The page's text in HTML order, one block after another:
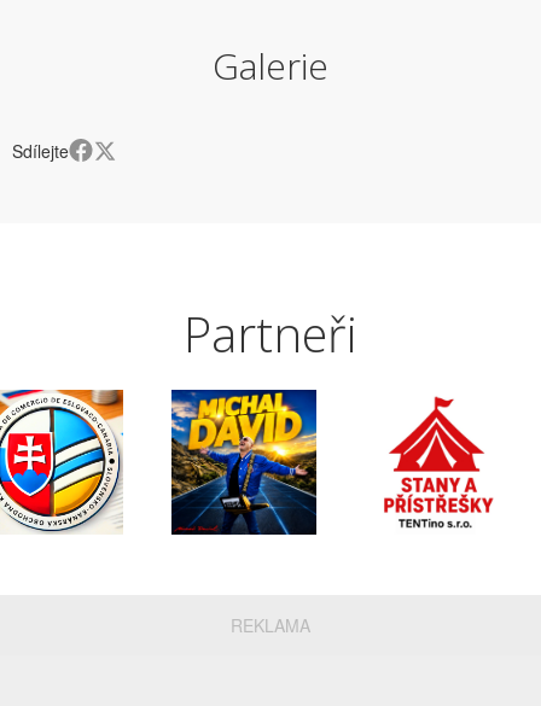
Galerie
Sdílejte
Partneři
REKLAMA